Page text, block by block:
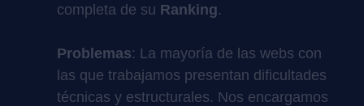
completa de su Ranking.
Problemas: La mayoría de las webs con
las que trabajamos presentan dificultades
técnicas y estructurales. Nos encargamos